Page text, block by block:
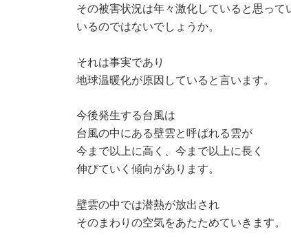
その被害状況は年々激化していると思って
いるのではないでしょうか。
それは事実であり
地球温暖化が原因していると言います。
今後発生する台風は
台風の中にある壁雲と呼ばれる雲が
今まで以上に高く、今まで以上に長く
伸びていく傾向があります。
壁雲の中では潜熱が放出され
そのまわりの空気をあたためていきます。